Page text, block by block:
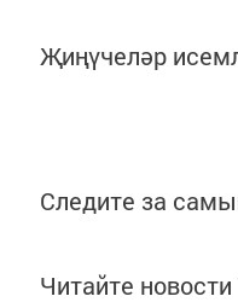
Җиңүчеләр
Следите за
Читайте